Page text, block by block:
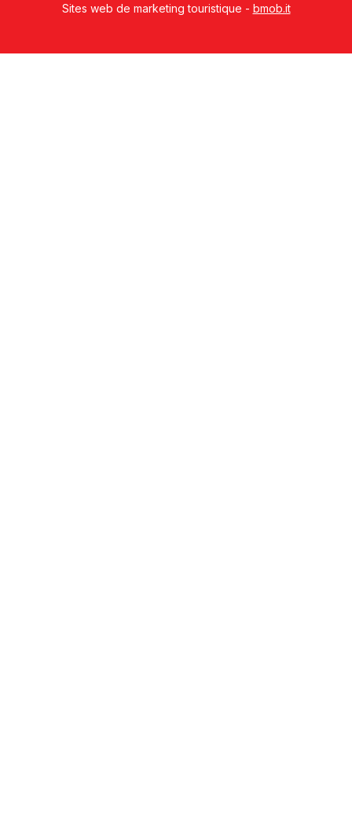
Sites web de marketing touristique - bmob.it